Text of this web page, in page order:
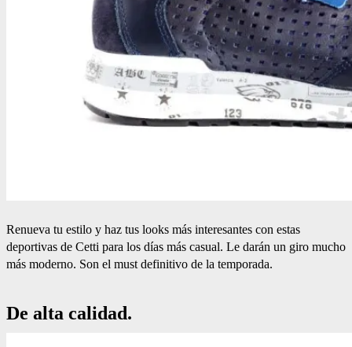
Renueva tu estilo y haz tus looks más interesantes con estas
deportivas de Cetti para los días más casual. Le darán un giro mucho
más moderno. Son el must definitivo de la temporada.
De alta calidad.